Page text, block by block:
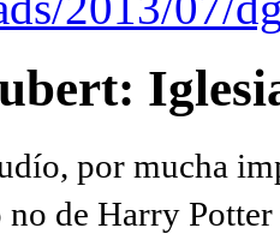
por mucha
no de Harry